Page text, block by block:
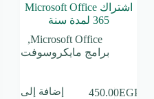
اشتراك Microsoft Office
365 لمدة سنة
Microsoft Office
,
برامج مايكروسوفت
450.00EGP
إضافة إلى